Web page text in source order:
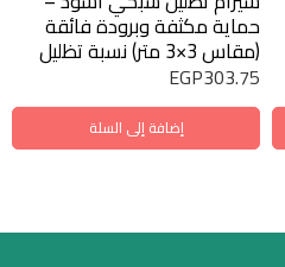
حماية مكثفة وبرودة فائقة
(مقاس 3×3 متر) نسبة تظليل
73%)
EGP303.75
إضافة إلى السلة